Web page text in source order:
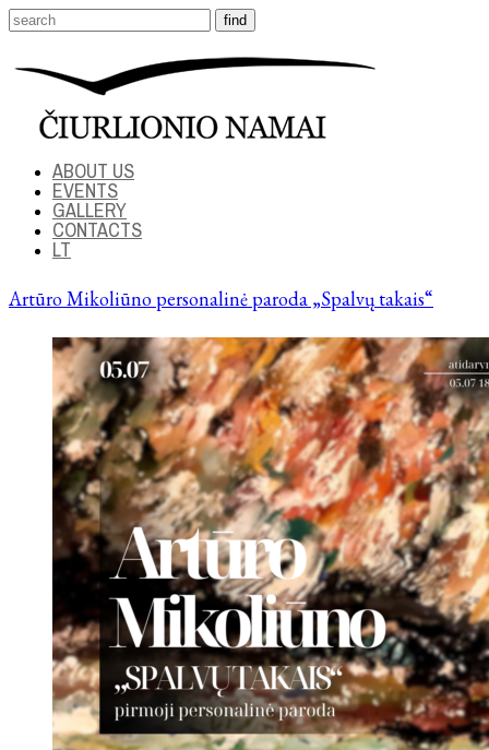
ABOUT US
EVENTS
GALLERY
CONTACTS
LT
Artūro Mikoliūno personalinė paroda „Spalvų takais“